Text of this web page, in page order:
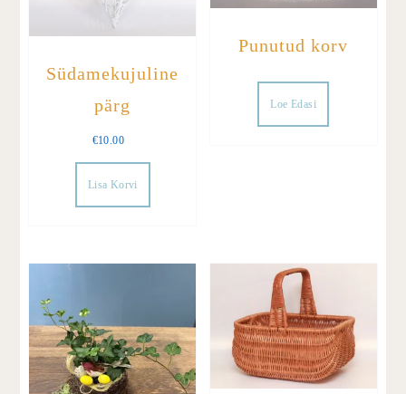
Südamekujuline
pärg
€10.00
Lisa Korvi
Punutud korv
Loe Edasi